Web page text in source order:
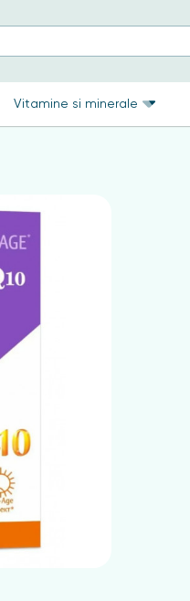
Vitamine si minerale